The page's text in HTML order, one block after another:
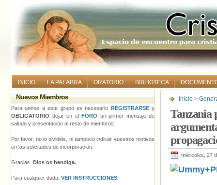
INICIO LA PALABRA ORATORIO BIBLIOTECA
Inicio >
Tanzania
miércoles, 27
Nuevos Miembros
Para unirse a este grupo es necesario REGISTRARSEy
OBLIGATORIO dejar en el FORO un primer mensaje de
saludo y presentación al resto de miembros.
Por favor, no lo olvidéis, ni tampoco indicar vuestros motivos
en las solicitudes de incorporación.
Gracias. Dios os bendiga.
Para cualquier duda, VER INSTRUCCIONES